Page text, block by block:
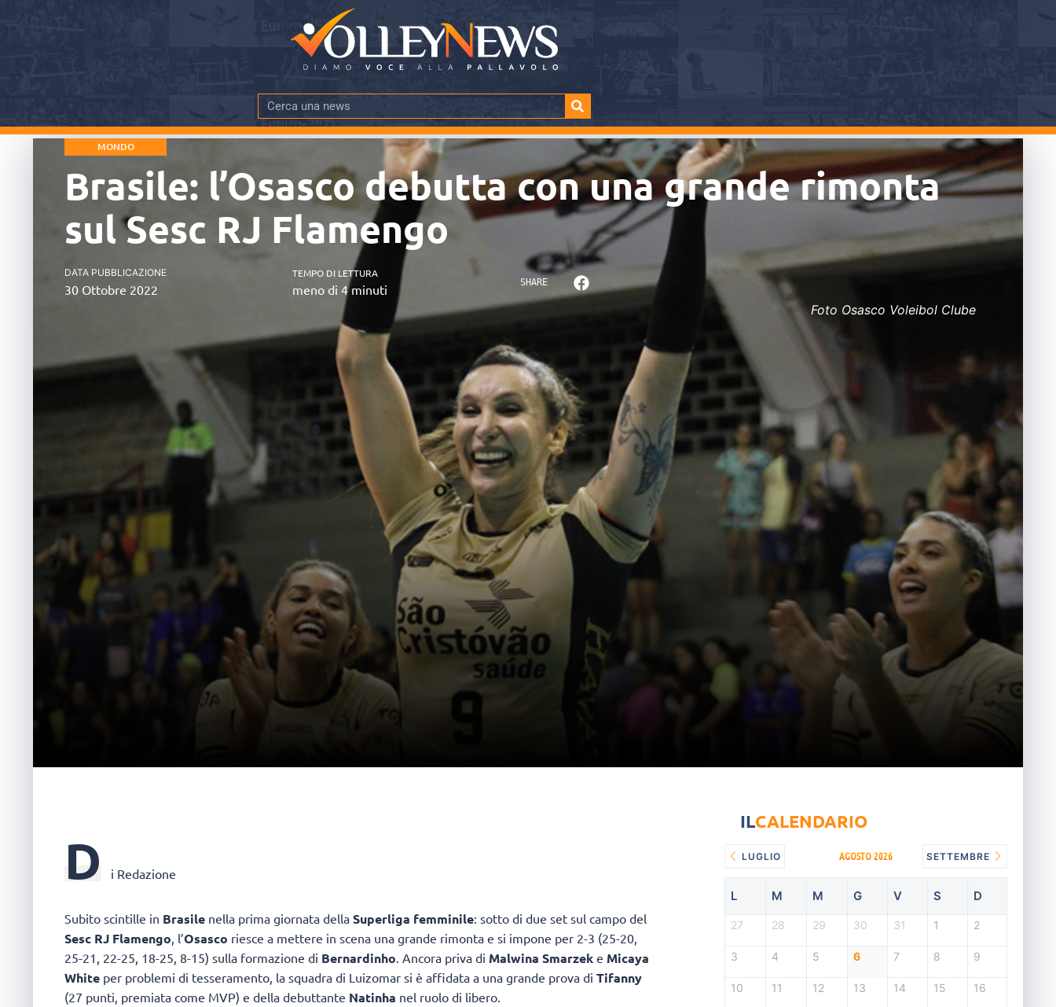
MONDO
Brasile: l’Osasco debutta con una grande rimonta
sul Sesc RJ Flamengo
DATA PUBBLICAZIONE
30 Ottobre 2022
TEMPO DI LETTURA
meno di 4 minuti SHARE
Foto Osasco Voleibol Clube
D i Redazione
Subito scintille in Brasile nella prima giornata della Superliga femminile: sotto di due set sul campo del
Sesc RJ Flamengo, l’Osasco riesce a mettere in scena una grande rimonta e si impone per 2-3 (25-20,
25-21, 22-25, 18-25, 8-15) sulla formazione di Bernardinho. Ancora priva di Malwina Smarzek e Micaya
White per problemi di tesseramento, la squadra di Luizomar si è affidata a una grande prova di Tifanny
(27 punti, premiata come MVP) e della debuttante Natinha nel ruolo di libero.
ILCALENDARIO
LUGLIO AGOSTO 2026 SETTEMBRE
L M M G V S D
27 28 29 30 31 1 2
3 4 5 6 7 8 9
10 11 12 13 14 15 16